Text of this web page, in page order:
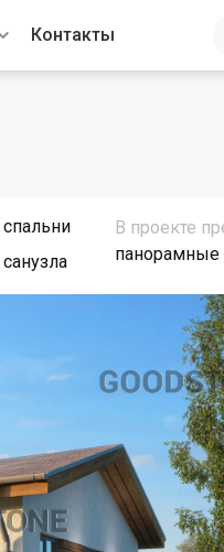
Контакты
спальни
санузла
В проекте
панорамные